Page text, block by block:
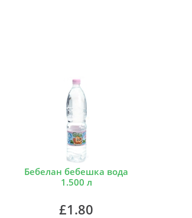
Бебелан бебешка вода
1.500 л
£1.80